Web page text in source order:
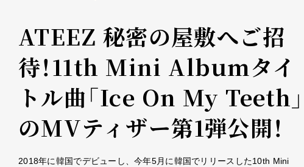
ATEEZ 秘密の屋敷へご招
待！11th Mini Albumタイ
トル曲「Ice On My Teeth」
のMVティザー第1弾公開！
2018年に韓国でデビューし、今年5月に韓国でリリースした10th Mini